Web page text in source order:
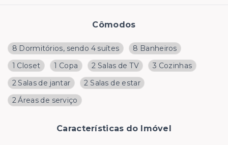
Cômodos
8 Dormitórios, sendo 4 suítes
8 Banheiros
1 Closet
1 Copa 2 Salas de TV
3 Cozinhas
2 Salas de jantar
2 Salas de estar
2 Áreas de serviço
Características do Imóvel